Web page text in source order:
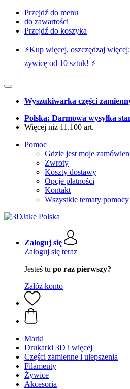
Przejdź do menu
do zawartości
Przejdź do koszyka
⚡️Kup więcej, oszczędzaj
żywicę od 10 sztuk! ⚡️
Wyszukiwarka części
Polska: Darmowa wysyłka
Więcej niż 11.100 art.
Pomoc
Gdzie jest moje
Zwroty
Koszty dostawy
Opcje płatności
Kontakt
Wszystkie tematy pomocy
Zaloguj się
Zaloguj się teraz
Jesteś tu po raz pierwszy?
Załóż konto
Marki
Drukarki 3D i więcej
Części zamienne i ulepszenia
Filamenty
Żywice
Akcesoria